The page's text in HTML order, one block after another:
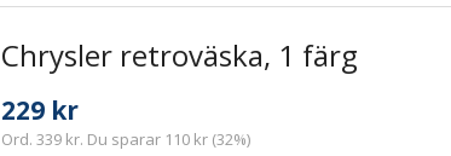
Chrysler retroväska, 1 färg
229 kr
Ord. 339 kr. Du sparar 110 kr (32%)